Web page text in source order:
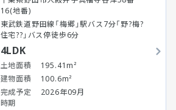
16(地番)
東武鉄道野田線「梅郷」駅バス7分「野?梅?
住宅??」バス停徒歩6分
4LDK
土地面積
195.41m²
建物面積
100.6m²
完成予定
時期
2026年09月